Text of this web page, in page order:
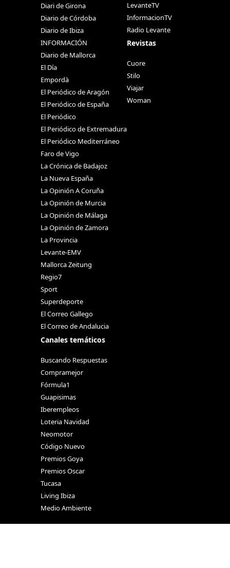
Diari de Girona
Diario de Córdoba
Diario de Ibiza
INFORMACIÓN
Diario de Mallorca
El Día
Empordà
El Periódico de Aragón
El Periódico de España
El Periódico
El Periódico de Extremadura
El Periódico Mediterráneo
Faro de Vigo
La Crónica de Badajoz
La Nueva España
La Opinión A Coruña
La Opinión de Murcia
La Opinión de Málaga
La Opinión de Zamora
La Provincia
Levante-EMV
Mallorca Zeitung
Regio7
Sport
Superdeporte
El Correo Gallego
El Correo de Andalucia
Canales temáticos
Buscando Respuestas
Compramejor
Fórmula1
Guapisimas
Iberempleos
Loteria Navidad
Neomotor
Código Nuevo
Premios Goya
Premios Oscar
Tucasa
Living Ibiza
Medio Ambiente
LevanteTV
InformacionTV
Radio Levante
Revistas
Cuore
Stilo
Viajar
Woman